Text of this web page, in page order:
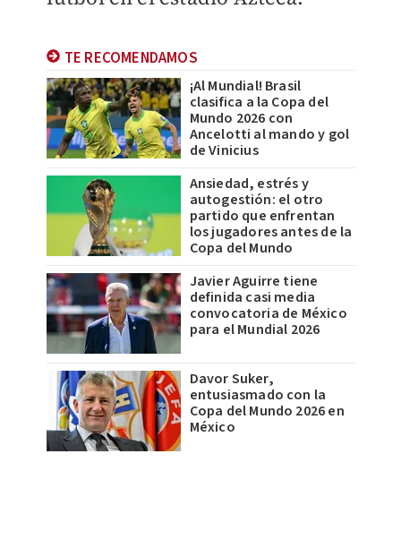
TE RECOMENDAMOS
¡Al Mundial! Brasil
clasifica a la Copa del
Mundo 2026 con
Ancelotti al mando y gol
de Vinicius
Ansiedad, estrés y
autogestión: el otro
partido que enfrentan
los jugadores antes de la
Copa del Mundo
Javier Aguirre tiene
definida casi media
convocatoria de México
para el Mundial 2026
Davor Suker,
entusiasmado con la
Copa del Mundo 2026 en
México